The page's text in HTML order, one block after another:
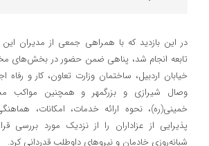
در این بازدید که با همراهی جمعی از مدیران
تابعه انجام شد، پناهی ضمن حضور در بخش‌های
خیابان اردبیل، ساختمان وزارت تعاون، کار و رفاه
وصال شیرازی و بزرگمهر و همچنین مواکب
خمینی(ره)، نحوه ارائه خدمات، امکانات،
پذیرایی از عزاداران را از نزدیک مورد بررسی
شبانه‌روزی خادمان و نیروهای داوطلب قدردانی کرد.